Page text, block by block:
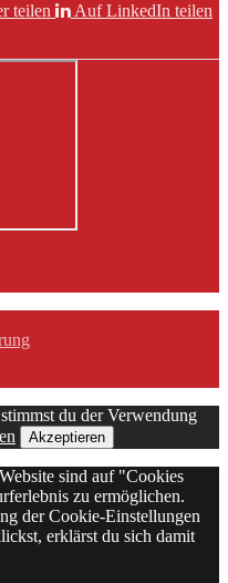
teilen
Auf LinkedIn teilen
du der Verwendung
Akzeptieren
sind auf "Cookies
zu ermöglichen.
der Cookie-Einstellungen
erklärst du sich damit